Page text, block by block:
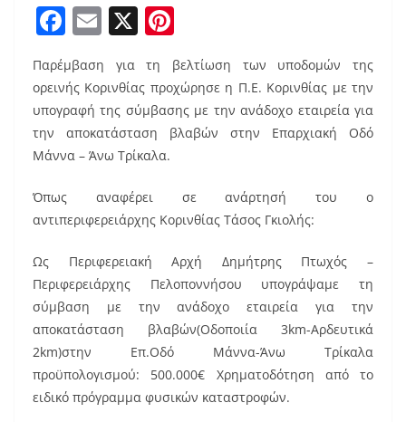
F
a
c
e
b
o
o
k
E
ai
l
X
nt
er
e
st
Παρέμβαση για τη βελτίωση των υποδομών της
ορεινής Κορινθίας προχώρησε η Π.Ε. Κορινθίας με την
υπογραφή της σύμβασης με την ανάδοχο εταιρεία για
την αποκατάσταση βλαβών στην Επαρχιακή Οδό
Μάννα – Άνω Τρίκαλα.
Όπως αναφέρει σε ανάρτησή του ο
αντιπεριφερειάρχης Κορινθίας Τάσος Γκιολής:
Ως Περιφερειακή Αρχή Δημήτρης Πτωχός –
Περιφερειάρχης Πελοποννήσου υπογράψαμε τη
σύμβαση με την ανάδοχο εταιρεία για την
αποκατάσταση βλαβών(Οδοποιία 3km-Αρδευτικά
2km)στην Επ.Οδό Μάννα-Άνω Τρίκαλα
προϋπολογισμού: 500.000€ Χρηματοδότηση από το
ειδικό πρόγραμμα φυσικών καταστροφών.